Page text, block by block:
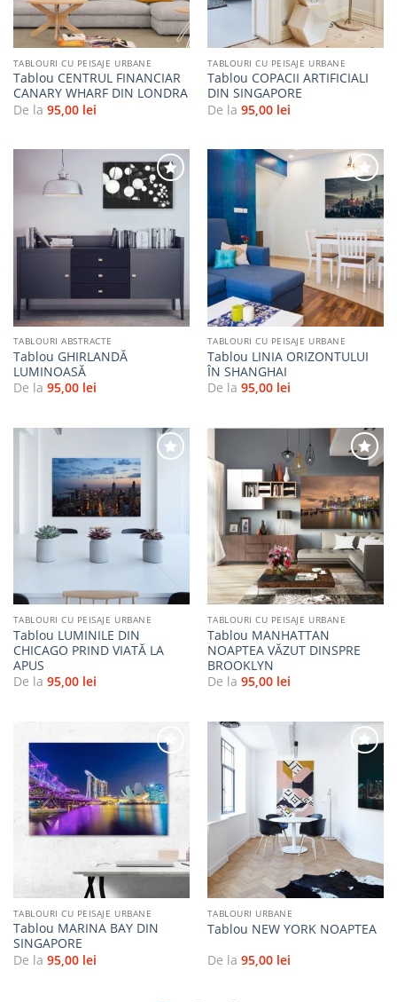
TABLOURI CU PEISAJE URBANE
Tablou CENTRUL FINANCIAR
CANARY WHARF DIN LONDRA
De la 95,00 lei
TABLOURI CU PEISAJE URBANE
Tablou COPACII ARTIFICIALI
DIN SINGAPORE
De la 95,00 lei
Adaugă
la
favorite
TABLOURI ABSTRACTE
Tablou GHIRLANDĂ
LUMINOASĂ
De la 95,00 lei
la
favorite
TABLOURI CU PEISAJE URBANE
Tablou LINIA ORIZONTULUI
ÎN SHANGHAI
De la 95,00 lei
favorite
TABLOURI CU PEISAJE URBANE
Tablou LUMINILE DIN
CHICAGO PRIND VIATĂ LA
APUS
De la 95,00 lei
Adaugă
la
favorite
TABLOURI CU PEISAJE URBANE
Tablou MANHATTAN
NOAPTEA VĂZUT DINSPRE
BROOKLYN
De la 95,00 lei
Adaugă
la
favorite
TABLOURI CU PEISAJE URBANE
Tablou MARINA BAY DIN
SINGAPORE
De la 95,00 lei
Adaugă
la
TABLOURI URBANE
Tablou NEW YORK NOAPTEA
De la 95,00 lei